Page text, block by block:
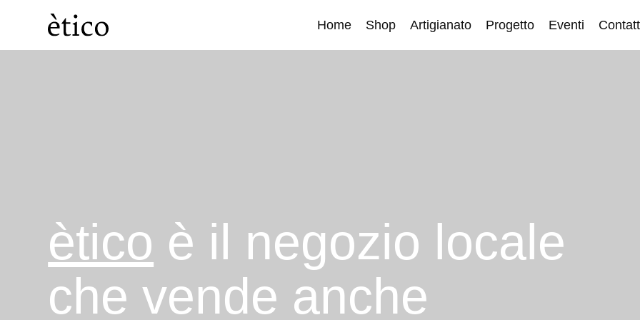
Home Shop Artigianato Progetto Eventi
ètico è il negozio locale
che vende anche